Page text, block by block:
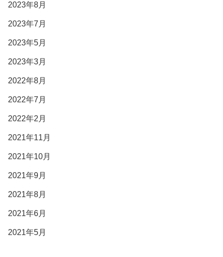
2023年8月
2023年7月
2023年5月
2023年3月
2022年8月
2022年7月
2022年2月
2021年11月
2021年10月
2021年9月
2021年8月
2021年6月
2021年5月